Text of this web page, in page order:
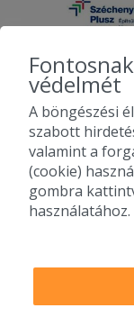
2010-2026
Pizza, gyros,
védelmét
A böngészési
szabott
valamint a
(cookie)
gombra
használatához.